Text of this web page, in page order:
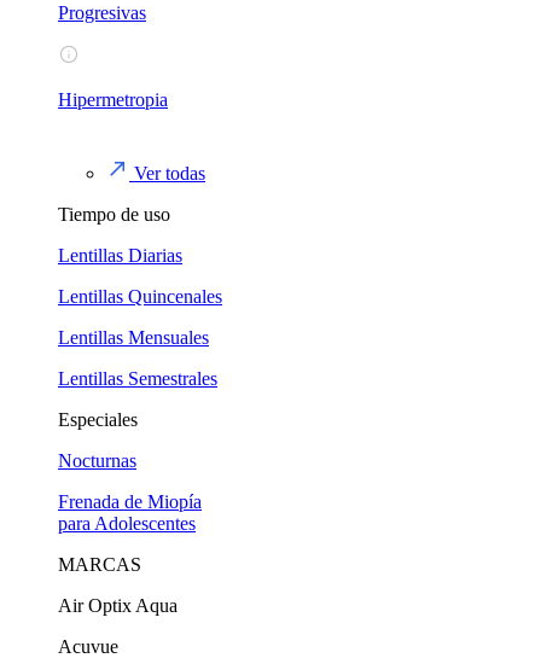
Progresivas
Hipermetropia
Ver todas
Tiempo de uso
Lentillas Diarias
Lentillas Quincenales
Lentillas Mensuales
Lentillas Semestrales
Especiales
Nocturnas
Frenada de Miopía
para Adolescentes
MARCAS
Air Optix Aqua
Acuvue